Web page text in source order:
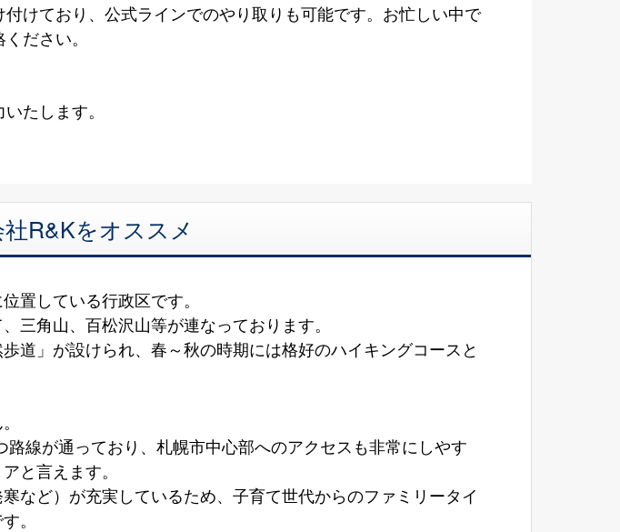
けており、公式ラインでのやり取りも可能です。お忙しい中で
ださい。
たします。
R&Kをオススメ
置している行政区です。
三角山、百松沢山等が連なっております。
道」が設けられ、春～秋の時期には格好のハイキングコースと
線が通っており、札幌市中心部へのアクセスも非常にしやす
と言えます。
など）が充実しているため、子育て世代からのファミリータイ
。